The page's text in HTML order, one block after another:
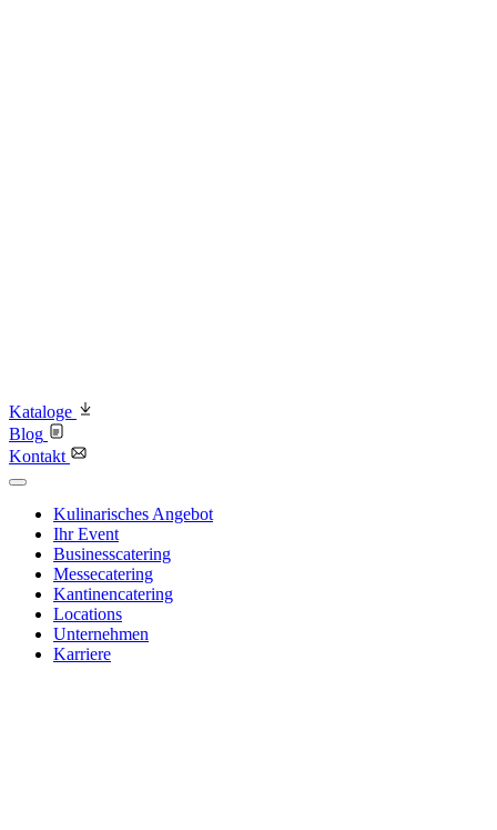
Kataloge
Blog
Kontakt
Kulinarisches Angebot
Ihr Event
Businesscatering
Messecatering
Kantinencatering
Locations
Unternehmen
Karriere